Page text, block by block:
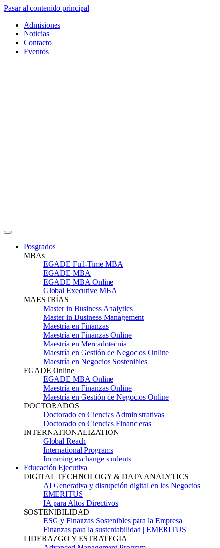
Pasar al contenido principal
Admisiones
Noticias
Contacto
Eventos
Posgrados
MBAs
EGADE Full-Time MBA
EGADE MBA
EGADE MBA Online
Global Executive MBA
MAESTRÍAS
Master in Business Analytics
Master in Business Management
Maestría en Finanzas
Maestría en Finanzas Online
Maestría en Mercadotecnia
Maestría en Gestión de Negocios Online
Maestría en Negocios Sostenibles
EGADE Online
EGADE MBA Online
Maestría en Finanzas Online
Maestría en Gestión de Negocios Online
DOCTORADOS
Doctorado en Ciencias Administrativas
Doctorado en Ciencias Financieras
INTERNATIONALIZATION
Global Reach
International Programs
Incoming exchange students
Educación Ejecutiva
DIGITAL TECHNOLOGY & DATA ANALYTICS
AI Generativa y disrupción digital en los Negocios |
EMERITUS
IA para Altos Directivos
SOSTENIBILIDAD
ESG y Finanzas Sostenibles para la Empresa
Finanzas para la sustentabilidad | EMERITUS
LIDERAZGO Y ESTRATEGIA